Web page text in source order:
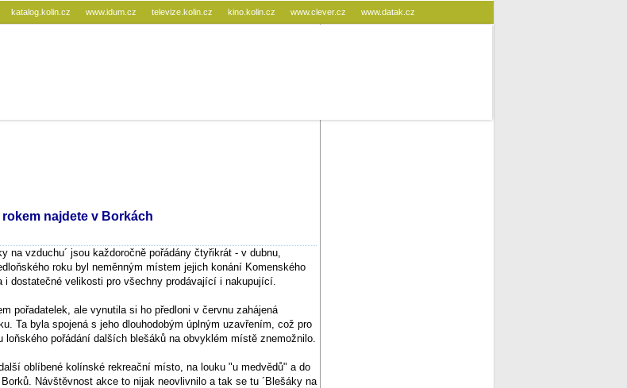
katalog.kolin.cz www.idum.cz televize.kolin.cz kino.kolin.cz www.clever.cz www.datak.cz
najdete v Borkách
na vzduchu´ jsou každoročně pořádány čtyřikrát - v dubnu,
roku byl neměnným místem jejich konání Komenského
dostatečné velikosti pro všechny prodávající i nakupující.
pořadatelek, ale vynutila si ho předloni v červnu zahájená
Ta byla spojená s jeho dlouhodobým úplným uzavřením, což pro
loňského pořádání dalších blešáků na obvyklém místě znemožnilo.
oblíbené kolínské rekreační místo, na louku "u medvědů" a do
Návštěvnost akce to nijak neovlivnilo a tak se tu ´Blešáky na